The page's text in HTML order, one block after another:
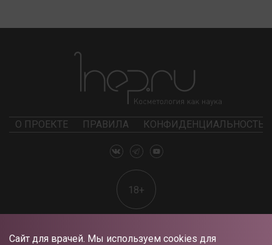
Сайт для врачей. Мы используем cookies для
О ПРОЕКТЕ ПРАВИЛА КОНФИДЕНЦИАЛЬНОСТЬ
18+